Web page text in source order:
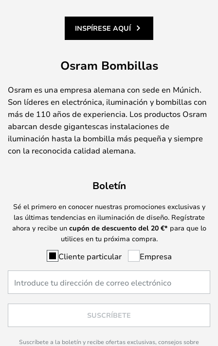
INSPÍRESE AQUÍ
Osram Bombillas
Osram es una empresa alemana con sede en Múnich.
Son líderes en electrónica, iluminación y bombillas con
más de 110 años de experiencia. Los productos Osram
abarcan desde gigantescas instalaciones de
iluminación hasta la bombilla más pequeña y siempre
con la reconocida calidad alemana.
Boletín
Sé el primero en conocer nuestras promociones exclusivas y
las últimas tendencias en iluminación de diseño. Regístrate
ahora y recibe un cupón de descuento del 20 €* para que lo
utilices en tu próxima compra.
Cliente particular Empresa
SUSCRÍBETE
Suscríbete a la boletín y recibe ofertas exclusivas, consejos sobre